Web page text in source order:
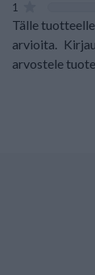
1
Tälle
arvioita.
arvostele